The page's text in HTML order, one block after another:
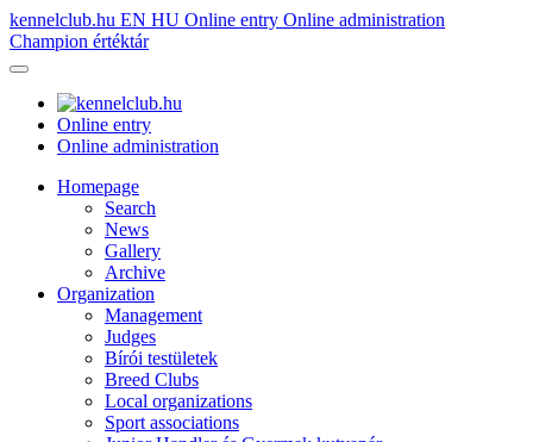
kennelclub.hu EN HU Online entry Online administration
Champion értéktár
Online entry
Online administration
Homepage
Search
News
Gallery
Archive
Organization
Management
Judges
Bírói testületek
Breed Clubs
Local organizations
Sport associations